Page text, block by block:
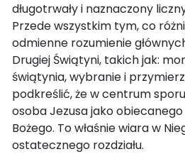
długotrwały i naznaczony
Przede wszystkim tym, co
odmienne rozumienie
Drugiej Świątyni, takich jak:
świątynia, wybranie i
podkreślić, że w centrum
osoba Jezusa jako obiecanego
Bożego. To właśnie wiara w
ostatecznego rozdziału.